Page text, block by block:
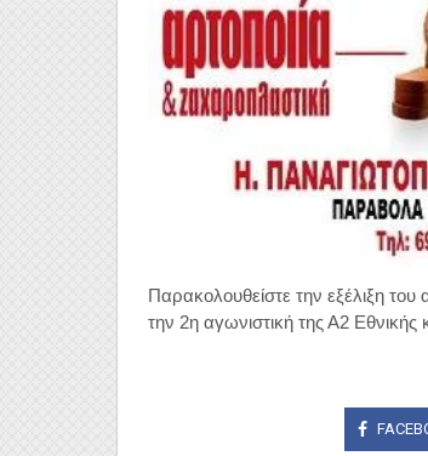
Παρακολουθείστε την εξέλιξη
την 2η αγωνιστική της Α2 Εθνικής